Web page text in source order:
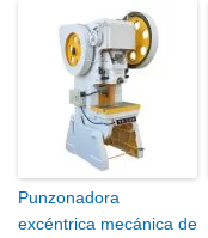
Punzonadora
excéntrica mecánica de